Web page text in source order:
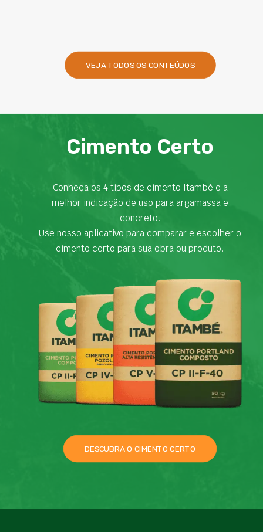
VEJA TODOS OS CONTEÚDOS
Cimento Certo
Conheça os 4 tipos de cimento Itambé e a
melhor indicação de uso para argamassa e
concreto.
Use nosso aplicativo para comparar e escolher o
cimento certo para sua obra ou produto.
DESCUBRA O CIMENTO CERTO